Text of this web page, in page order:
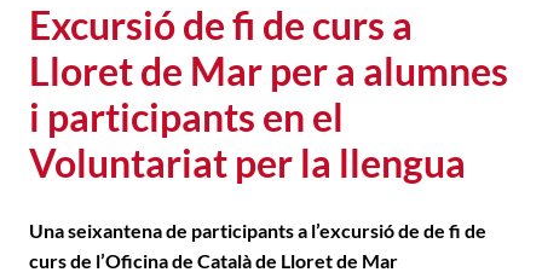
Excursió de fi de curs a
Lloret de Mar per a alumnes
i participants en el
Voluntariat per la llengua
Una seixantena de participants a l’excursió de de fi de
curs de l’Oficina de Català de Lloret de Mar